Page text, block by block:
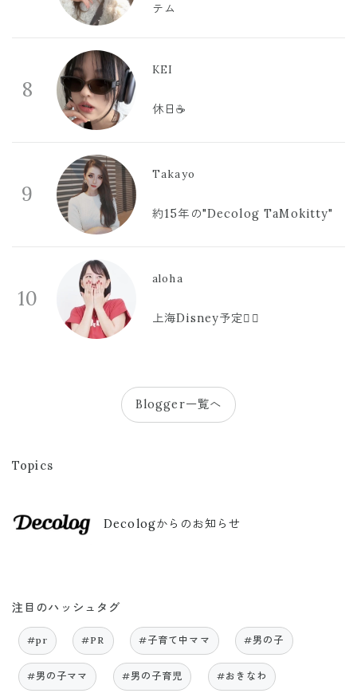
テム
8
KEI
休日☕️
9
Takayo
約15年の"Decolog TaMokitty"
10
aloha
上海Disney予定🫪🩷
Blogger一覧へ
Topics
Decologからのお知らせ
注目のハッシュタグ
#pr #PR #子育て中ママ #男の子
#男の子ママ #男の子育児 #おきなわ